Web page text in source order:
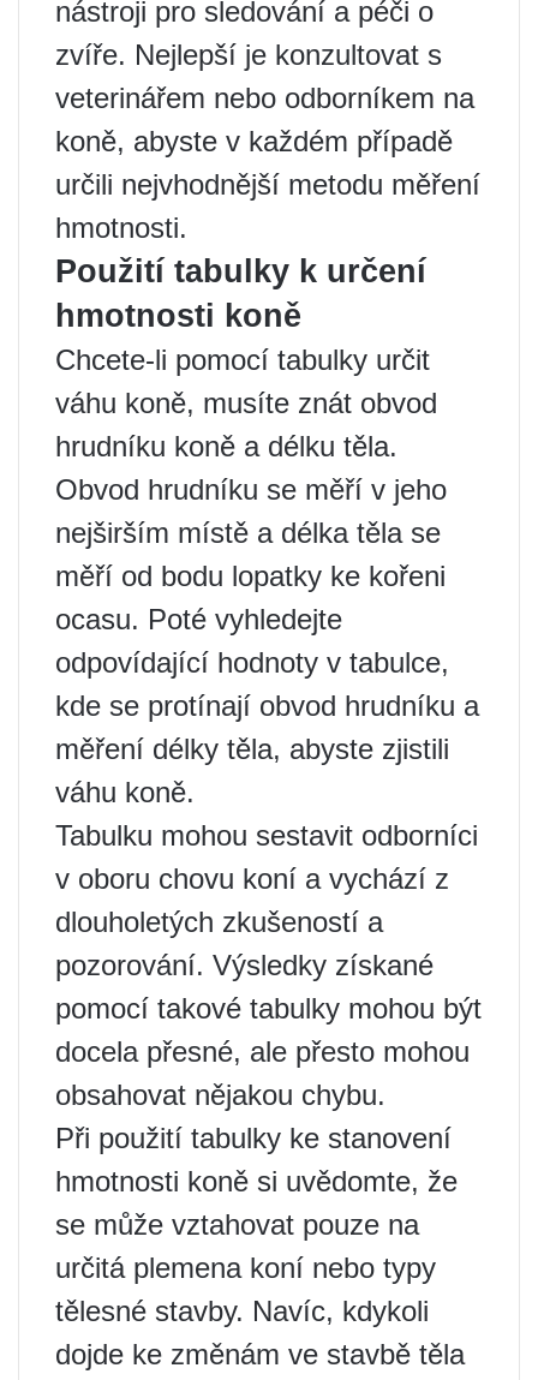
nástroji pro sledování a péči o
zvíře. Nejlepší je konzultovat s
veterinářem nebo odborníkem na
koně, abyste v každém případě
určili nejvhodnější metodu měření
hmotnosti.
Použití tabulky k určení
hmotnosti koně
Chcete-li pomocí tabulky určit
váhu koně, musíte znát obvod
hrudníku koně a délku těla.
Obvod hrudníku se měří v jeho
nejširším místě a délka těla se
měří od bodu lopatky ke kořeni
ocasu. Poté vyhledejte
odpovídající hodnoty v tabulce,
kde se protínají obvod hrudníku a
měření délky těla, abyste zjistili
váhu koně.
Tabulku mohou sestavit odborníci
v oboru chovu koní a vychází z
dlouholetých zkušeností a
pozorování. Výsledky získané
pomocí takové tabulky mohou být
docela přesné, ale přesto mohou
obsahovat nějakou chybu.
Při použití tabulky ke stanovení
hmotnosti koně si uvědomte, že
se může vztahovat pouze na
určitá plemena koní nebo typy
tělesné stavby. Navíc, kdykoli
dojde ke změnám ve stavbě těla